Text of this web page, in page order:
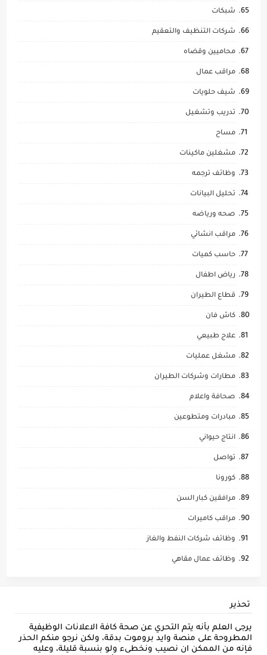
شبكات
شركات التنظيف والتعقيم
محاميين وقضاه
مراقب عمال
شيف حلويات
تدريب وتشغيل
مساح
مشغلين ماكينات
وظائف ترجمه
تحليل البيانات
صحه ورياضه
مراقب انشائي
حاسب كميات
رياض اطفال
قطاع الطيران
كاش فان
علاج طبيعي
مشغل عمليات
مطارات وشركات الطيران
صحافة واعلام
مبادرات ومتطوعين
انتاج حيواني
تواصل
كورونا
مرافقين كبار السن
مراقب كاميرات
وظائف شركات النفط والغاز
وظائف عمال مقاهي
تحذير
يرجى العلم بأنه يتم التحري عن صحة كافة الاعلانات الوظيفية
المطروحة على منصة وايد بروموت بدقة، ولكن نرجو منكم الحذر
فإنه من الممكن ان نصيب ونخطىء ولو بنسبة قليلة، وعليه